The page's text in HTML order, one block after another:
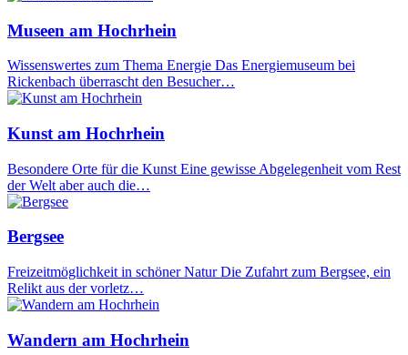
Museen am Hochrhein
Wissenswertes zum Thema Energie Das Energiemuseum bei
Rickenbach überrascht den Besucher…
Kunst am Hochrhein
Besondere Orte für die Kunst Eine gewisse Abgelegenheit vom Rest
der Welt aber auch die…
Bergsee
Freizeitmöglichkeit in schöner Natur Die Zufahrt zum Bergsee, ein
Relikt aus der vorletz…
Wandern am Hochrhein